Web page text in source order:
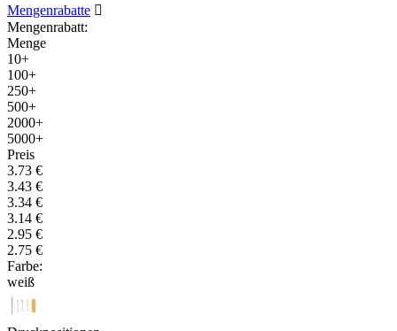
Mengenrabatte 
Mengenrabatt:
Menge
10+
100+
250+
500+
2000+
5000+
Preis
3.73 €
3.43 €
3.34 €
3.14 €
2.95 €
2.75 €
Farbe:
weiß